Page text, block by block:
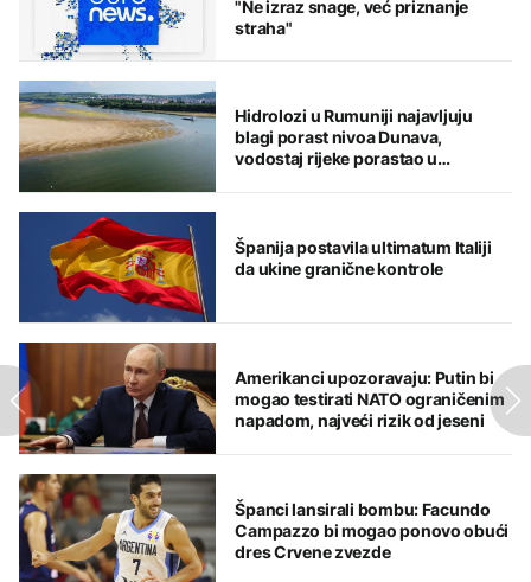
"Ne izraz snage, već priznanje
straha"
Hidrolozi u Rumuniji najavljuju
blagi porast nivoa Dunava,
vodostaj rijeke porastao u
Španija postavila ultimatum Italiji
da ukine granične kontrole
Amerikanci upozoravaju: Putin bi
mogao testirati NATO ograničenim
napadom, najveći rizik od jeseni
Španci lansirali bombu: Facundo
Campazzo bi mogao ponovo obući
dres Crvene zvezde